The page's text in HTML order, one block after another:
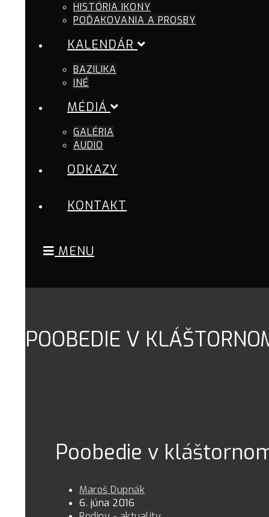
HISTÓRIA IKONY
POĎAKOVANIA A PROSBY
KALENDÁR
BAZILIKA
INÉ
MÉDIÁ
GALÉRIA
AUDIO
ODKAZY
KONTAKT
MENU
POOBEDIE V
Poobedie v
Maroš Dupnák
6. júna 2016